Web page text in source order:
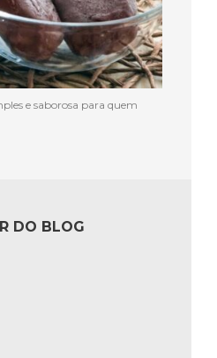
e saborosa para quem
DO BLOG